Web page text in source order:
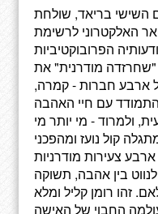
השישי בריאד, שולחת
האלקטרוני לרשימת
הפרובוקטיביות
מודרנית" את
ארבע חברות - קמרה,
עם חיי האהבה
ולמרוד - מי יותר מי
קול נועז ומהפכני
צעירות מודרניות
בין אהבה, תשוקה
זהו רומן קליל ומלא
החבוי של האישה